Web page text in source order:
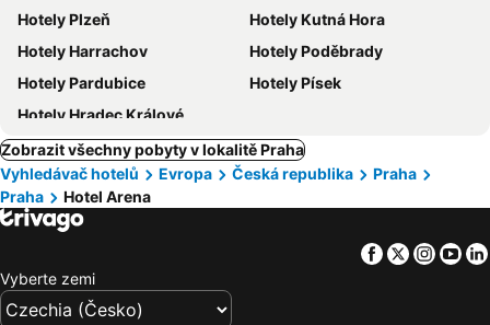
Hotely Plzeň
Hotely Kutná Hora
Hotely Harrachov
Hotely Poděbrady
Hotely Pardubice
Hotely Písek
Hotely Hradec Králové
Zobrazit všechny pobyty v lokalitě Praha
Vyhledávač hotelů
Evropa Česká republika
Praha
Praha
Hotel Arena
Facebook
Twitter
Vyberte zemi